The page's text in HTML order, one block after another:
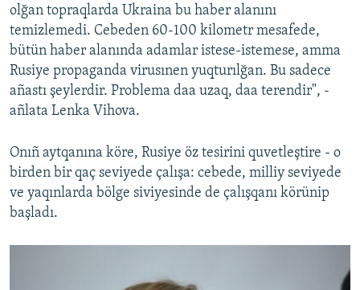
olğan topraqlarda Ukraina bu haber alanını
temizlemedi. Cebeden 60-100 kilometr mesafede,
bütün haber alanında adamlar istese-istemese, amma
Rusiye propaganda virusınen yuqturılğan. Bu sadece
añastı şeylerdir. Problema daa uzaq, daa terendir", -
añlata Lenka Vihova.
Onıñ aytqanına köre, Rusiye öz tesirini quvetleştire - o
birden bir qaç seviyede çalışa: cebede, milliy seviyede
ve yaqınlarda bölge siviyesinde de çalışqanı körünip
başladı.